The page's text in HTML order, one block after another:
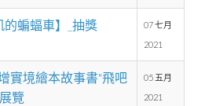
蝙蝠車】_抽獎
07 七月
2021
實境繪本故事書"飛吧
覽
05 五月
2021